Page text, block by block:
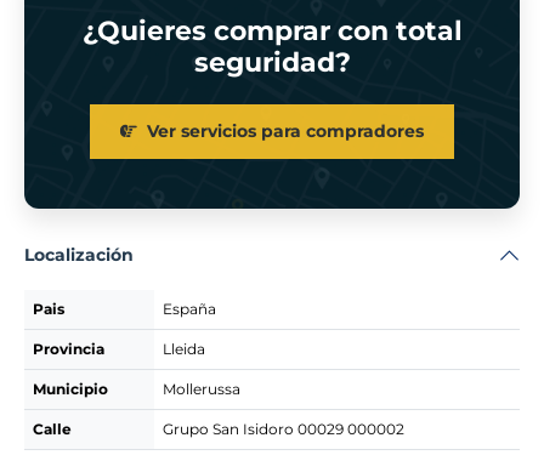
¿Quieres comprar con total
seguridad?
Ver servicios para compradores
Localización
Pais España
Provincia Lleida
Municipio Mollerussa
Calle Grupo San Isidoro 00029 000002